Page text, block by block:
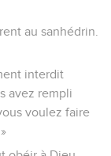
au sanhédrin.
interdit
avez rempli
voulez faire